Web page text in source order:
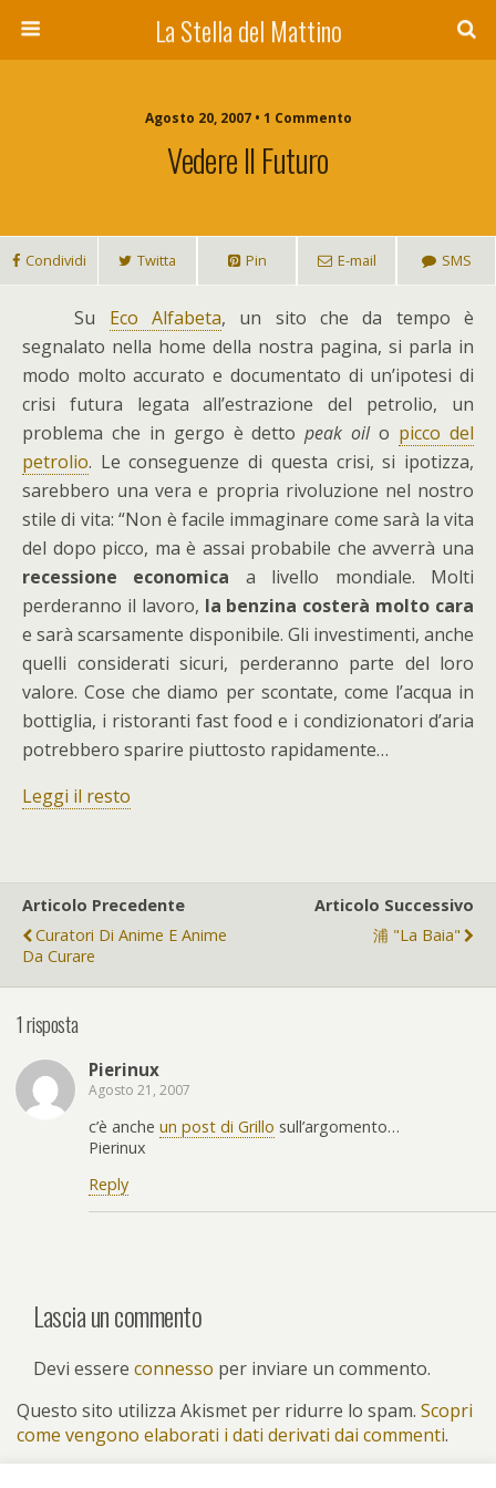
La Stella del Mattino
Agosto 20, 2007 • 1 Commento
Vedere Il Futuro
Condividi Twitta Pin E-mail SMS
Su Eco Alfabeta, un sito che da tempo è
segnalato nella home della nostra pagina, si parla in
modo molto accurato e documentato di un’ipotesi di
crisi futura legata all’estrazione del petrolio, un
problema che in gergo è dettopeak oilo picco del
petrolio. Le conseguenze di questa crisi, si ipotizza,
sarebbero una vera e propria rivoluzione nel nostro
stile di vita: “Non è facile immaginare come sarà la vita
del dopo picco, ma è assai probabile che avverrà una
recessione economica a livello mondiale. Molti
perderanno il lavoro, la benzina costerà molto cara
e sarà scarsamente disponibile. Gli investimenti, anche
quelli considerati sicuri, perderanno parte del loro
valore. Cose che diamo per scontate, come l’acqua in
bottiglia, i ristoranti fast food e i condizionatori d’aria
potrebbero sparire piuttosto rapidamente…
Leggi il resto
Articolo Precedente
Curatori Di Anime E Anime
Da Curare
Articolo Successivo
浦 "la Baia"
1 risposta
Pierinux
Agosto 21, 2007
c’è anche un post di Grillo sull’argomento…
Pierinux
Reply
Lascia un commento
Devi essere connesso per inviare un commento.
Questo sito utilizza Akismet per ridurre lo spam. Scopri
come vengono elaborati i dati derivati dai commenti.